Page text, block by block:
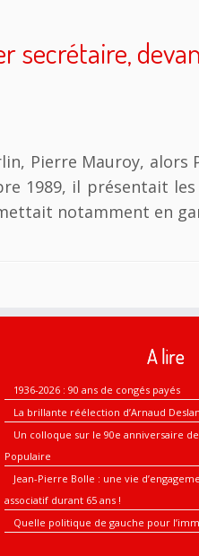
secrétaire,
Pierre Mauroy,
1989, il présentait
notamment en
A lire
1936-2026 : 90 ans de congés payés
La brillante réélection d’Arnaud
Un colloque sur le 90e anniversaire
Populaire
Jean-Pierre Bolle : une vie
associatif durant 65 ans !
Quelle politique de gauche pour